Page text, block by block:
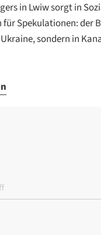
in Lwiw sorgt in
für Spekulationen: der
sondern in